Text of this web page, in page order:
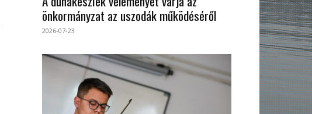
önkormányzat az uszodák működéséről
2026-07-23